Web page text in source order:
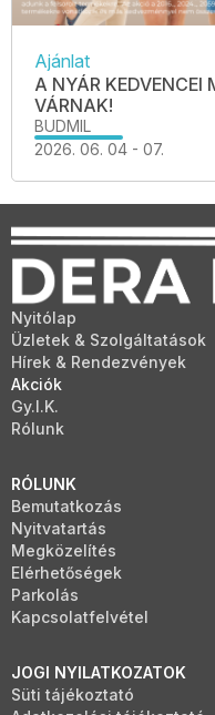
Ajánlat
A NYÁR KEDVENCEI
VÁRNAK!
BUDMIL
2026. 06. 04 - 07.
Nyitólap
Üzletek & Szolgáltatások
Hírek & Rendezvények
Akciók
Gy.I.K.
Rólunk
RÓLUNK
Bemutatkozás
Nyitvatartás
Megközelítés
Elérhetőségek
Parkolás
Kapcsolatfelvétel
JOGI NYILATKOZATOK
Süti tájékoztató